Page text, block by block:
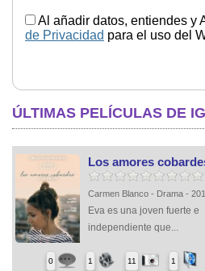
Al añadir datos, entiendes y
de Privacidad para el uso del
ÚLTIMAS PELÍCULAS DE
Los amores
Carmen Blanco - Drama -
Eva es una joven fuerte e
independiente que...
0 1 11 1